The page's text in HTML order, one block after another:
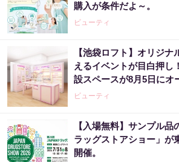
購入が条件だよ～。
ビューティ
【池袋ロフト】オリジナ
えるイベントが目白押し
設スペースが8月5日にオ
ビューティ
【入場無料】サンプル
ラッグストアショー」が
開催。